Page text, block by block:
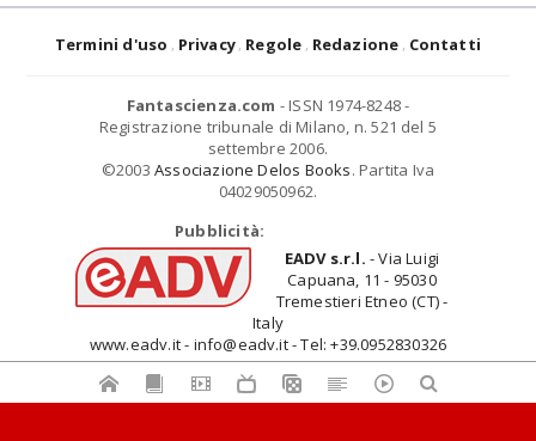
Termini d'uso Privacy Regole Redazione Contatti
Fantascienza.com - ISSN 1974-8248 -
Registrazione tribunale di Milano, n. 521 del 5
settembre 2006.
©2003 Associazione Delos Books. Partita Iva
04029050962.
Pubblicità:
EADV s.r.l. - Via Luigi
Capuana, 11 - 95030
Tremestieri Etneo (CT) -
Italy
www.eadv.it - info@eadv.it - Tel: +39.0952830326